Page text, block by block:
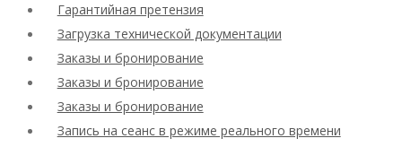
Гарантийная претензия
Загрузка технической документации
Заказы и бронирование
Заказы и бронирование
Заказы и бронирование
Запись на сеанс в режиме реального времени